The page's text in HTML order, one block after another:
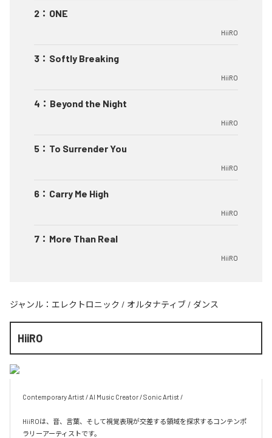
2 ： ONE
HiiRO
3 ： Softly Breaking
HiiRO
4 ： Beyond the Night
HiiRO
5 ： To Surrender You
HiiRO
6 ： Carry Me High
HiiRO
7 ： More Than Real
HiiRO
ジャンル： エレクトロニック / オルタナティブ / ダンス
HiiRO
Contemporary Artist / AI Music Creator / Sonic Artist /
HiiROは、音、言葉、そして視覚表現が交差する領域を探求するコンテンポ
ラリーアーティストです。